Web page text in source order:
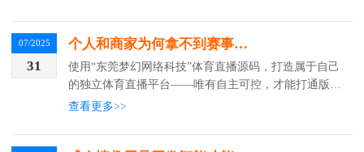
07/2025
31
个人和商家为何拿不到赛事直播授权？只有自己开发平台才行
使用“东莞梦幻网络科技”体育直播源码，打造属于自己
的独立体育直播平台——唯有自主可控，才能打通版权
授权的“最后一公里”。
查看更多>>